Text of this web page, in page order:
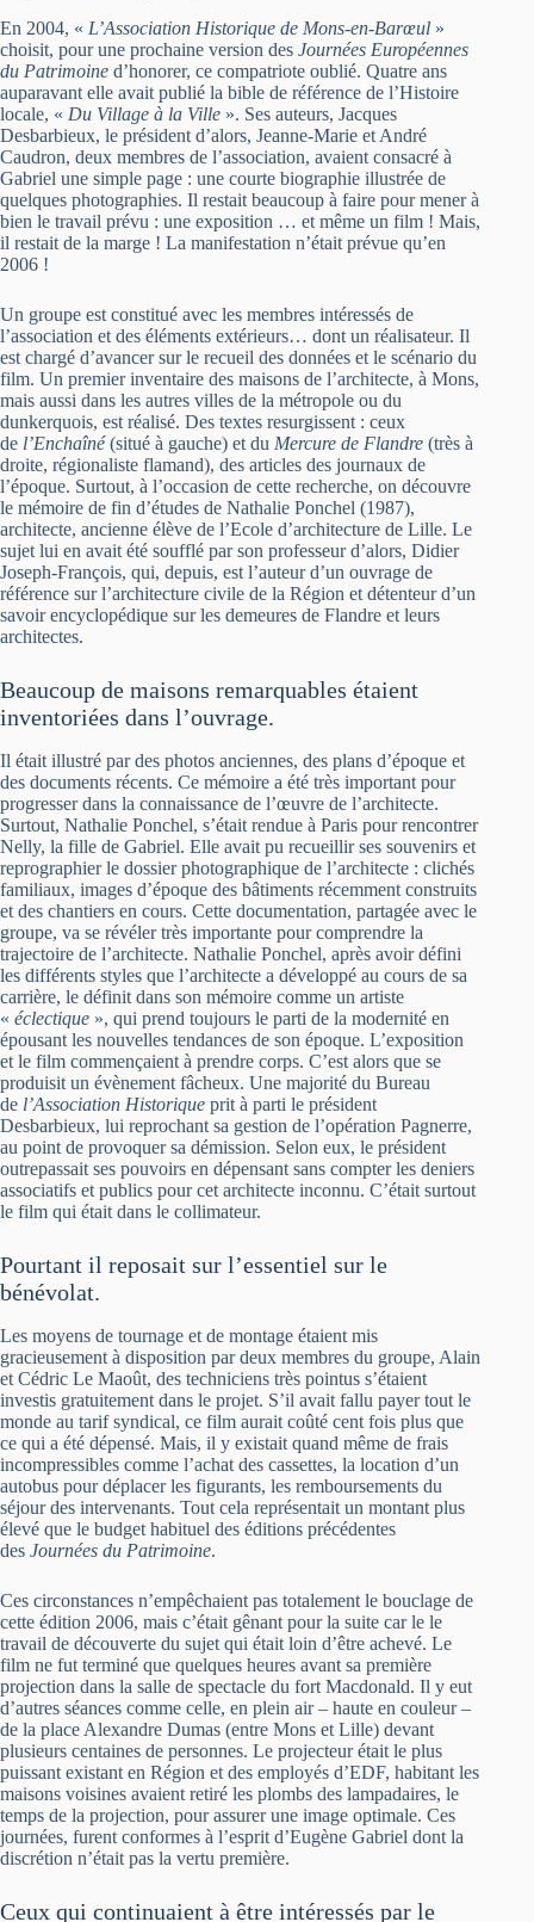
En 2004, « L’Association Historique de Mons-en-Barœul »
choisit, pour une prochaine version des Journées Européennes
du Patrimoine d’honorer, ce compatriote oublié. Quatre ans
auparavant elle avait publié la bible de référence de l’Histoire
locale, « Du Village à la Ville ». Ses auteurs, Jacques
Desbarbieux, le président d’alors, Jeanne-Marie et André
Caudron, deux membres de l’association, avaient consacré à
Gabriel une simple page : une courte biographie illustrée de
quelques photographies. Il restait beaucoup à faire pour mener à
bien le travail prévu : une exposition … et même un film ! Mais,
il restait de la marge ! La manifestation n’était prévue qu’en
2006 !
Un groupe est constitué avec les membres intéressés de
l’association et des éléments extérieurs… dont un réalisateur. Il
est chargé d’avancer sur le recueil des données et le scénario du
film. Un premier inventaire des maisons de l’architecte, à Mons,
mais aussi dans les autres villes de la métropole ou du
dunkerquois, est réalisé. Des textes resurgissent : ceux
de l’Enchaîné(situé à gauche) et du Mercure de Flandre (très à
droite, régionaliste flamand), des articles des journaux de
l’époque. Surtout, à l’occasion de cette recherche, on découvre
le mémoire de fin d’études de Nathalie Ponchel (1987),
architecte, ancienne élève de l’Ecole d’architecture de Lille. Le
sujet lui en avait été soufflé par son professeur d’alors, Didier
Joseph-François, qui, depuis, est l’auteur d’un ouvrage de
référence sur l’architecture civile de la Région et détenteur d’un
savoir encyclopédique sur les demeures de Flandre et leurs
architectes.
Beaucoup de maisons remarquables étaient
inventoriées dans l’ouvrage.
Il était illustré par des photos anciennes, des plans d’époque et
des documents récents. Ce mémoire a été très important pour
progresser dans la connaissance de l’œuvre de l’architecte.
Surtout, Nathalie Ponchel, s’était rendue à Paris pour rencontrer
Nelly, la fille de Gabriel. Elle avait pu recueillir ses souvenirs et
reprographier le dossier photographique de l’architecte : clichés
familiaux, images d’époque des bâtiments récemment construits
et des chantiers en cours. Cette documentation, partagée avec le
groupe, va se révéler très importante pour comprendre la
trajectoire de l’architecte. Nathalie Ponchel, après avoir défini
les différents styles que l’architecte a développé au cours de sa
carrière, le définit dans son mémoire comme un artiste
« éclectique », qui prend toujours le parti de la modernité en
épousant les nouvelles tendances de son époque. L’exposition
et le film commençaient à prendre corps. C’est alors que se
produisit un évènement fâcheux. Une majorité du Bureau
de l’Association Historique prit à parti le président
Desbarbieux, lui reprochant sa gestion de l’opération Pagnerre,
au point de provoquer sa démission. Selon eux, le président
outrepassait ses pouvoirs en dépensant sans compter les deniers
associatifs et publics pour cet architecte inconnu. C’était surtout
le film qui était dans le collimateur.
Pourtant il reposait sur l’essentiel sur le
bénévolat.
Les moyens de tournage et de montage étaient mis
gracieusement à disposition par deux membres du groupe, Alain
et Cédric Le Maoût, des techniciens très pointus s’étaient
investis gratuitement dans le projet. S’il avait fallu payer tout le
monde au tarif syndical, ce film aurait coûté cent fois plus que
ce qui a été dépensé. Mais, il y existait quand même de frais
incompressibles comme l’achat des cassettes, la location d’un
autobus pour déplacer les figurants, les remboursements du
séjour des intervenants. Tout cela représentait un montant plus
élevé que le budget habituel des éditions précédentes
des Journées du Patrimoine.
Ces circonstances n’empêchaient pas totalement le bouclage de
cette édition 2006, mais c’était gênant pour la suite car le le
travail de découverte du sujet qui était loin d’être achevé. Le
film ne fut terminé que quelques heures avant sa première
projection dans la salle de spectacle du fort Macdonald. Il y eut
d’autres séances comme celle, en plein air – haute en couleur –
de la place Alexandre Dumas (entre Mons et Lille) devant
plusieurs centaines de personnes. Le projecteur était le plus
puissant existant en Région et des employés d’EDF, habitant les
maisons voisines avaient retiré les plombs des lampadaires, le
temps de la projection, pour assurer une image optimale. Ces
journées, furent conformes à l’esprit d’Eugène Gabriel dont la
discrétion n’était pas la vertu première.
Ceux qui continuaient à être intéressés par le